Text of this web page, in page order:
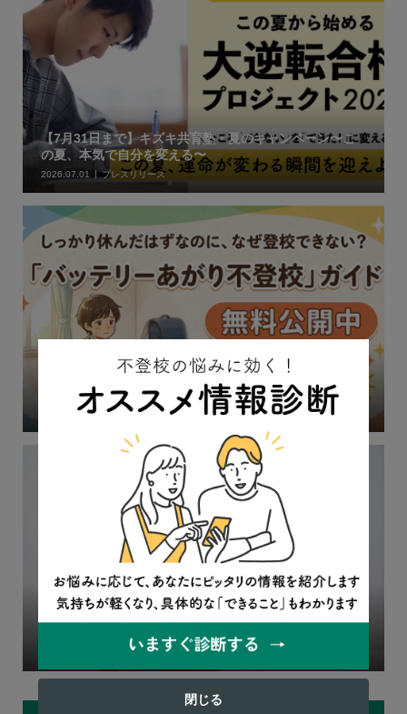
【7月31日まで】キズキ共育塾・夏のキャンペーン〜こ
の夏、本気で自分を変える〜
2026.07.01 プレスリリース
連休明けの 「バッテリーあがり不登校ガイド」無料公開
2026.05.11 イベント
う、フリースクールが舞台の連続ドラマ
インタビュー
閉じる